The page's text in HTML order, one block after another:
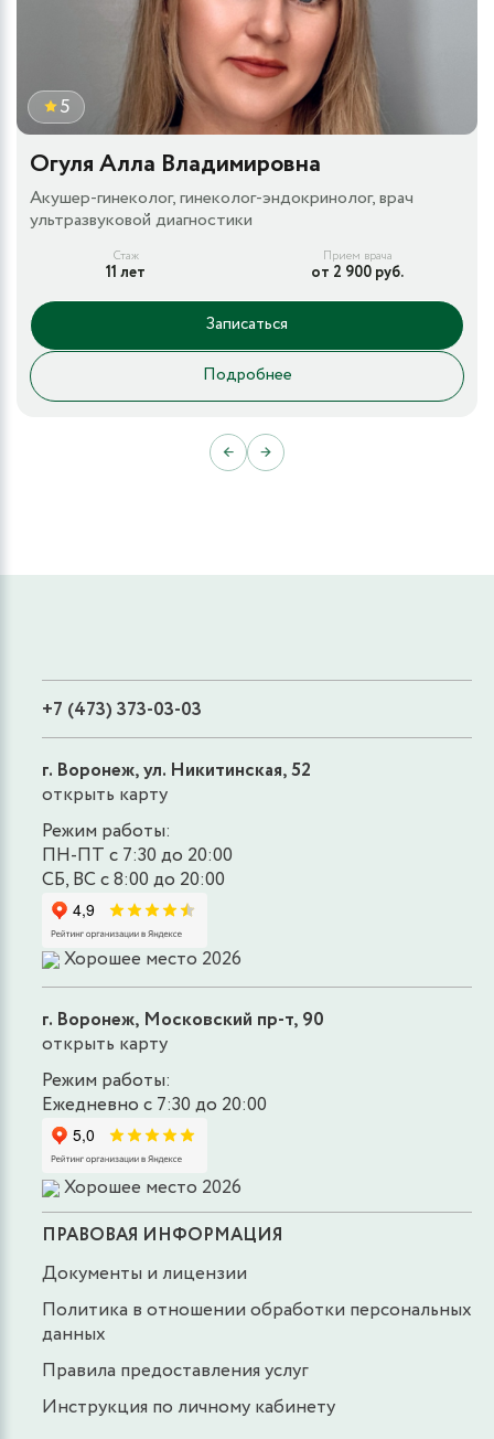
5
Огуля Алла Владимировна
Акушер-гинеколог, гинеколог-эндокринолог, врач
ультразвуковой диагностики
Стаж
11 лет
Прием врача
от 2 900 руб.
Записаться
Подробнее
← →
+7 (473) 373-03-03
г. Воронеж, ул. Никитинская, 52
открыть карту
Режим работы:
ПН-ПТ с 7:30 до 20:00
СБ, ВС с 8:00 до 20:00
Хорошее место 2026
г. Воронеж, Московский пр-т, 90
открыть карту
Режим работы:
Ежедневно с 7:30 до 20:00
Хорошее место 2026
ПРАВОВАЯ ИНФОРМАЦИЯ
Документы и лицензии
Политика в отношении обработки персональных
данных
Правила предоставления услуг
Инструкция по личному кабинету